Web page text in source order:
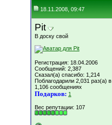
18.11.2008, 09:47
Pit
В доску свой
Регистрация: 18.04.2006
Сообщений: 2,387
Сказал(а) спасибо: 1,214
Поблагодарили 2,031 раз(а) в
1,106 сообщениях
Подарков: 1
Вес репутации: 107